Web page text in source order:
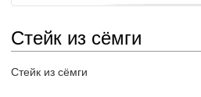
Стейк из сёмги
Стейк из сёмги